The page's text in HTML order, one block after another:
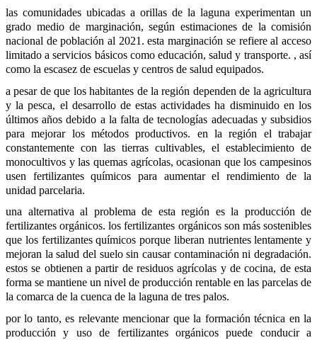
las comunidades ubicadas a orillas de la laguna experimentan un
grado medio de marginación, según estimaciones de la comisión
nacional de población al 2021. esta marginación se refiere al acceso
limitado a servicios básicos como educación, salud y transporte. , así
como la escasez de escuelas y centros de salud equipados.
a pesar de que los habitantes de la región dependen de la agricultura
y la pesca, el desarrollo de estas actividades ha disminuido en los
últimos años debido a la falta de tecnologías adecuadas y subsidios
para mejorar los métodos productivos. en la región el trabajar
constantemente con las tierras cultivables, el establecimiento de
monocultivos y las quemas agrícolas, ocasionan que los campesinos
usen fertilizantes químicos para aumentar el rendimiento de la
unidad parcelaria.
una alternativa al problema de esta región es la producción de
fertilizantes orgánicos. los fertilizantes orgánicos son más sostenibles
que los fertilizantes químicos porque liberan nutrientes lentamente y
mejoran la salud del suelo sin causar contaminación ni degradación.
estos se obtienen a partir de residuos agrícolas y de cocina, de esta
forma se mantiene un nivel de producción rentable en las parcelas de
la comarca de la cuenca de la laguna de tres palos.
por lo tanto, es relevante mencionar que la formación técnica en la
producción y uso de fertilizantes orgánicos puede conducir a